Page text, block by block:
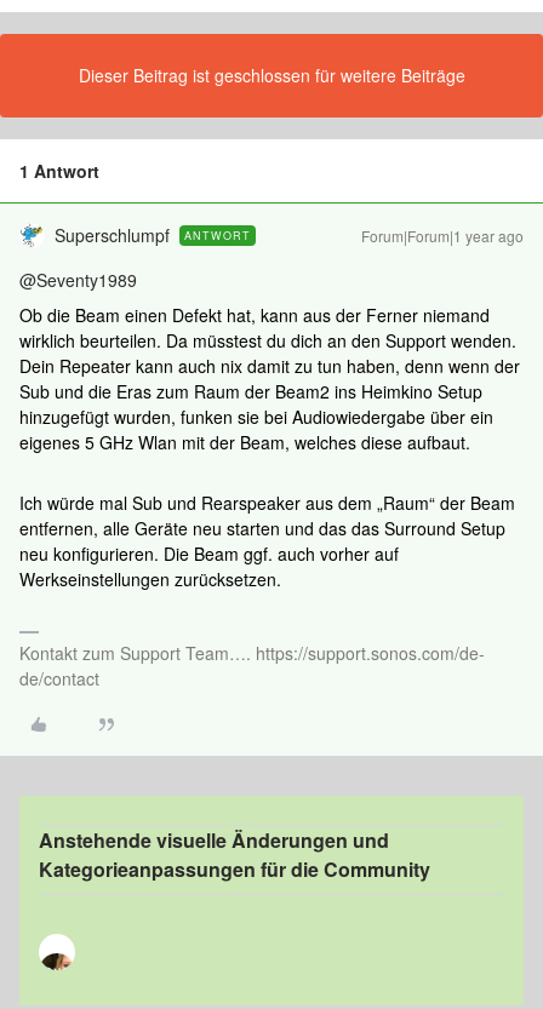
Dieser Beitrag ist geschlossen für weitere Beiträge
1 Antwort
Superschlumpf ANTWORT Forum|Forum|1 year ago
@Seventy1989
Ob die Beam einen Defekt hat, kann aus der Ferner niemand
wirklich beurteilen. Da müsstest du dich an den Support wenden.
Dein Repeater kann auch nix damit zu tun haben, denn wenn der
Sub und die Eras zum Raum der Beam2 ins Heimkino Setup
hinzugefügt wurden, funken sie bei Audiowiedergabe über ein
eigenes 5 GHz Wlan mit der Beam, welches diese aufbaut.
Ich würde mal Sub und Rearspeaker aus dem „Raum“ der Beam
entfernen, alle Geräte neu starten und das das Surround Setup
neu konfigurieren. Die Beam ggf. auch vorher auf
Werkseinstellungen zurücksetzen.
Kontakt zum Support Team…. https://support.sonos.com/de-
de/contact
Anstehende visuelle Änderungen und
Kategorieanpassungen für die Community